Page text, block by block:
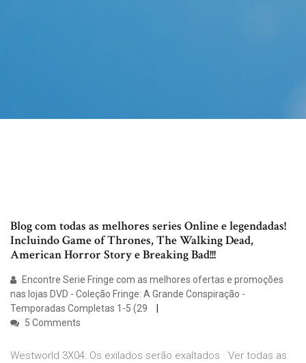
Blog com todas as melhores series Online e legendadas!
Incluindo Game of Thrones, The Walking Dead,
American Horror Story e Breaking Bad!!!
Encontre Serie Fringe com as melhores ofertas e promoções
nas lojas DVD - Coleção Fringe: A Grande Conspiração -
Temporadas Completas 1-5 (29
5 Comments
Westworld 3X04: Os exilados serão exaltados · Ver todas as